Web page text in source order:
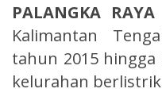
PALANGKA RAYA
Kalimantan
tahun 2015 hingga
kelurahan